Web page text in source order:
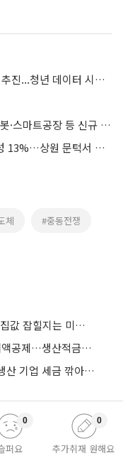
데이터처, 국가데이터기본법 제정 추진...청년 데이터 시각화
데이터처, 경제총조사 실시...AI·로봇·스마트공장 등 신규 항목 반영
美 클래리티 법안 연내 통과 가능성 13%…상원 문턱서 제동
체 #중동전쟁
“부동산 세제 큰 틀엔 공감⋯서울 집값 잡힐지는 미지수”
반도체·이차전지 국내 생산하면 세액공제…생산적금융 ISA 신설
태양광ㆍ반도체 전략품목⋯국내 생산 기업 세금 깎아준다
퍼요
0
추가취재 원해요
0